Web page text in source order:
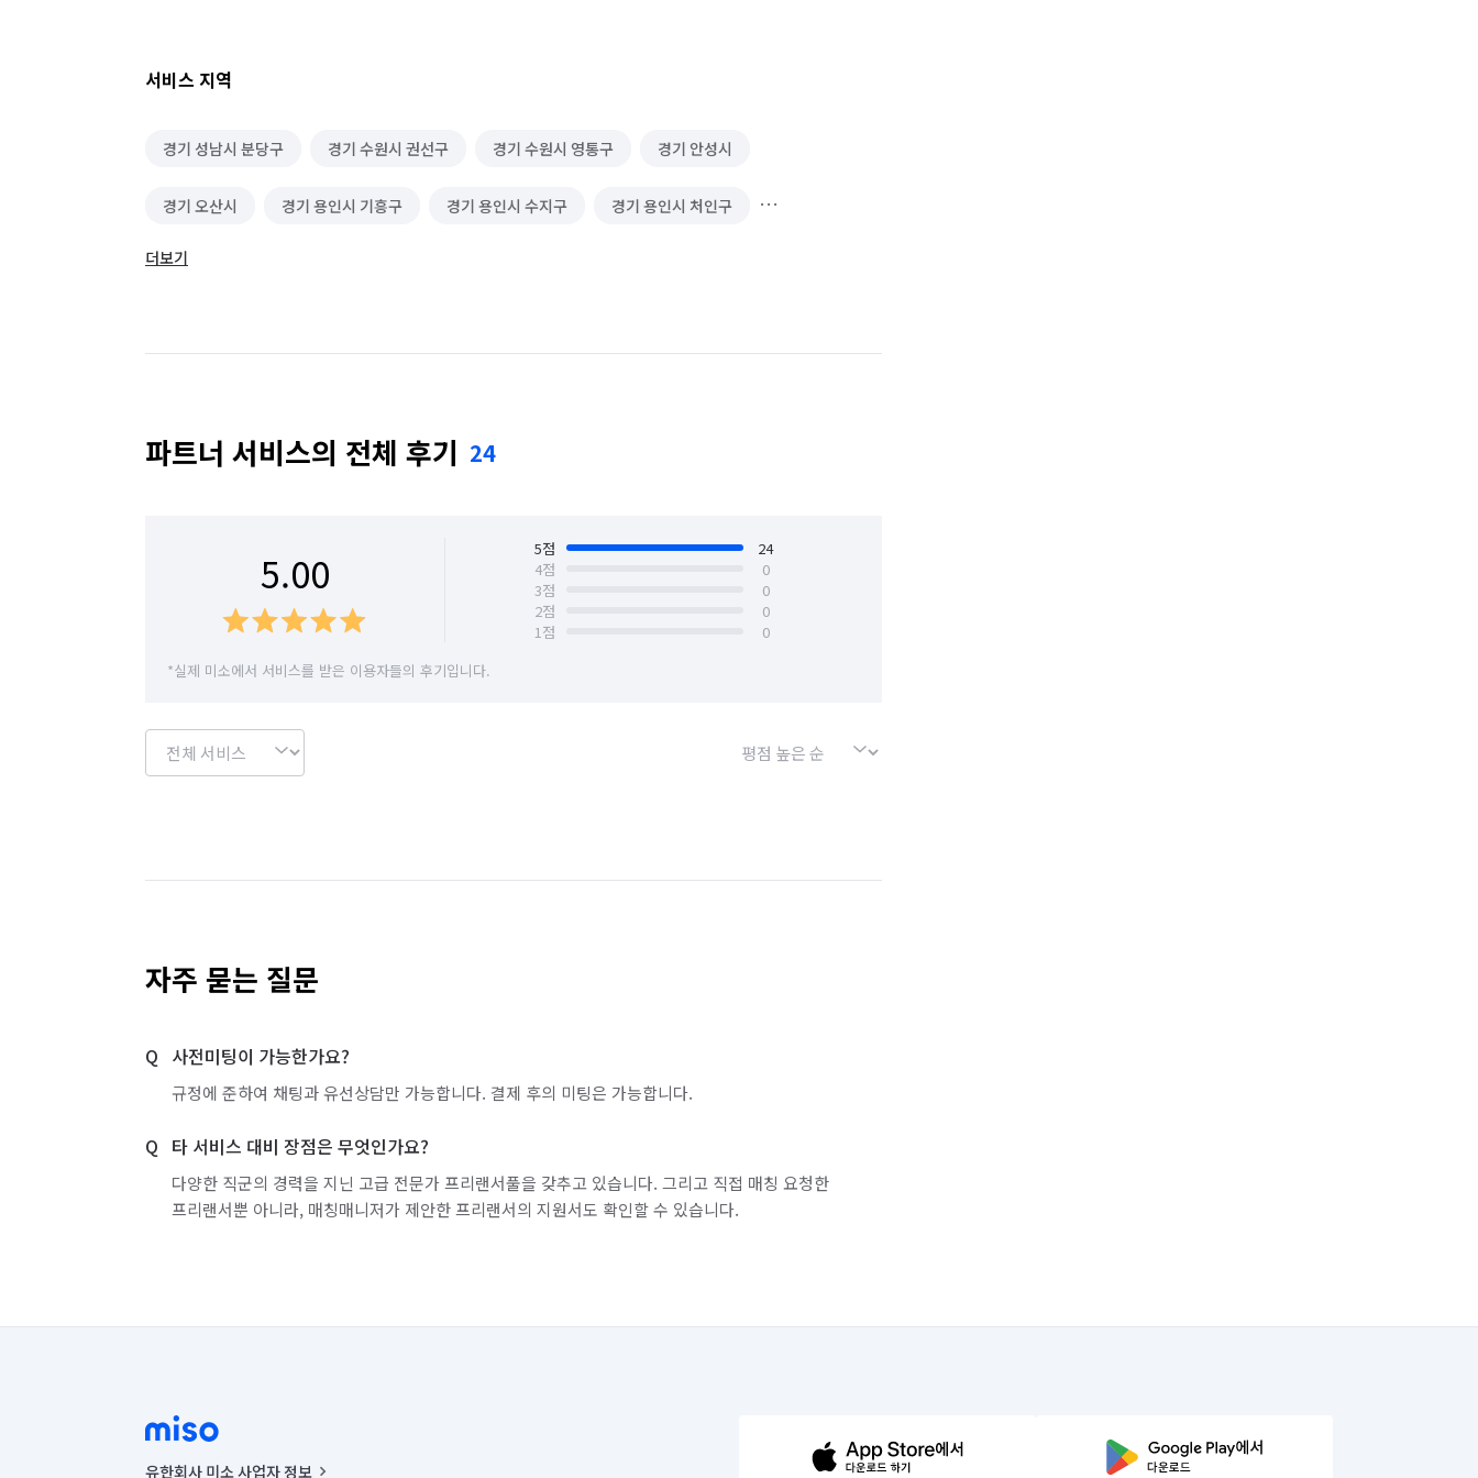
서비스 지역
경기 성남시 분당구 경기 수원시 권선구 경기 수원시 영통구 경기 안성시
경기 오산시 경기 용인시 기흥구 경기 용인시 수지구 경기 용인시 처인구
경기 평택시
더보기
파트너 서비스의 전체 후기 24
5.00 5점
24
4점
0
3점
0
2점
0
1점
0
*실제 미소에서 서비스를 받은 이용자들의 후기입니다.
자주 묻는 질문
사전미팅이 가능한가요?
규정에 준하여 채팅과 유선상담만 가능합니다. 결제 후의 미팅은 가능합니다.
타 서비스 대비 장점은 무엇인가요?
다양한 직군의 경력을 지닌 고급 전문가 프리랜서풀을 갖추고 있습니다. 그리고 직접 매칭 요청한
프리랜서뿐 아니라, 매칭매니저가 제안한 프리랜서의 지원서도 확인할 수 있습니다.
유한회사 미소 사업자 정보